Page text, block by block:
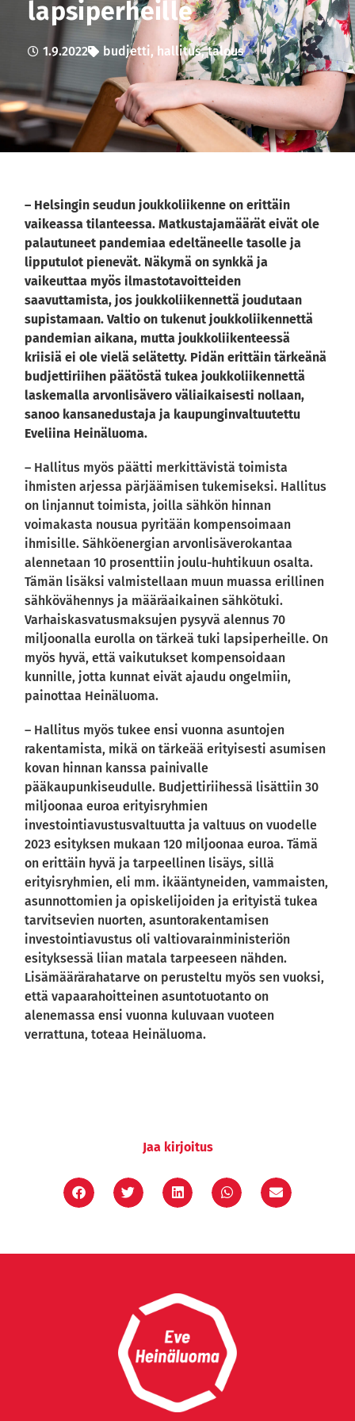
lapsiperheille
1.9.2022 budjetti, hallitus,talous
– Helsingin seudun joukkoliikenne on erittäin
vaikeassa tilanteessa. Matkustajamäärät eivät ole
palautuneet pandemiaa edeltäneelle tasolle ja
lipputulot pienevät. Näkymä on synkkä ja
vaikeuttaa myös ilmastotavoitteiden
saavuttamista, jos joukkoliikennettä joudutaan
supistamaan. Valtio on tukenut joukkoliikennettä
pandemian aikana, mutta joukkoliikenteessä
kriisiä ei ole vielä selätetty. Pidän erittäin tärkeänä
budjettiriihen päätöstä tukea joukkoliikennettä
laskemalla arvonlisävero väliaikaisesti nollaan,
sanoo kansanedustaja ja kaupunginvaltuutettu
Eveliina Heinäluoma.
– Hallitus myös päätti merkittävistä toimista
ihmisten arjessa pärjäämisen tukemiseksi. Hallitus
on linjannut toimista, joilla sähkön hinnan
voimakasta nousua pyritään kompensoimaan
ihmisille. Sähköenergian arvonlisäverokantaa
alennetaan 10 prosenttiin joulu-huhtikuun osalta.
Tämän lisäksi valmistellaan muun muassa erillinen
sähkövähennys ja määräaikainen sähkötuki.
Varhaiskasvatusmaksujen pysyvä alennus 70
miljoonalla eurolla on tärkeä tuki lapsiperheille. On
myös hyvä, että vaikutukset kompensoidaan
kunnille, jotta kunnat eivät ajaudu ongelmiin,
painottaa Heinäluoma.
– Hallitus myös tukee ensi vuonna asuntojen
rakentamista, mikä on tärkeää erityisesti asumisen
kovan hinnan kanssa painivalle
pääkaupunkiseudulle. Budjettiriihessä lisättiin 30
miljoonaa euroa erityisryhmien
investointiavustusvaltuutta ja valtuus on vuodelle
2023 esityksen mukaan 120 miljoonaa euroa. Tämä
on erittäin hyvä ja tarpeellinen lisäys, sillä
erityisryhmien, eli mm. ikääntyneiden, vammaisten,
asunnottomien ja opiskelijoiden ja erityistä tukea
tarvitsevien nuorten, asuntorakentamisen
investointiavustus oli valtiovarainministeriön
esityksessä liian matala tarpeeseen nähden.
Lisämäärärahatarve on perusteltu myös sen vuoksi,
että vapaarahoitteinen asuntotuotanto on
alenemassa ensi vuonna kuluvaan vuoteen
verrattuna, toteaa Heinäluoma.
Jaa kirjoitus